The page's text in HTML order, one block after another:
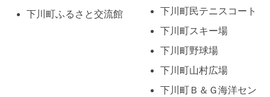
下川町ふるさと交流館
下川町民テニスコート
下川町スキー場
下川町野球場
下川町山村広場
下川町Ｂ＆Ｇ海洋セン